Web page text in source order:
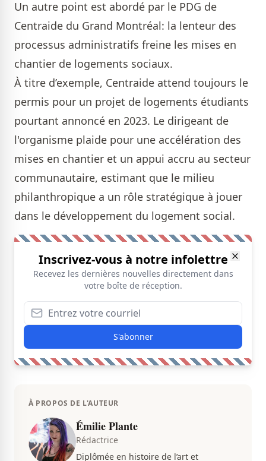
Un autre point est abordé par le PDG de
Centraide du Grand Montréal: la lenteur des
processus administratifs freine les mises en
chantier de logements sociaux.
À titre d’exemple, Centraide attend toujours le
permis pour un projet de logements étudiants
pourtant annoncé en 2023. Le dirigeant de
l'organisme plaide pour une accélération des
mises en chantier et un appui accru au secteur
communautaire, estimant que le milieu
philanthropique a un rôle stratégique à jouer
dans le développement du logement social.
Inscrivez-vous à notre infolettre
Recevez les dernières nouvelles directement dans
votre boîte de réception.
S'abonner
À PROPOS DE L'AUTEUR
Émilie Plante
Rédactrice
Diplômée en histoire de l’art et